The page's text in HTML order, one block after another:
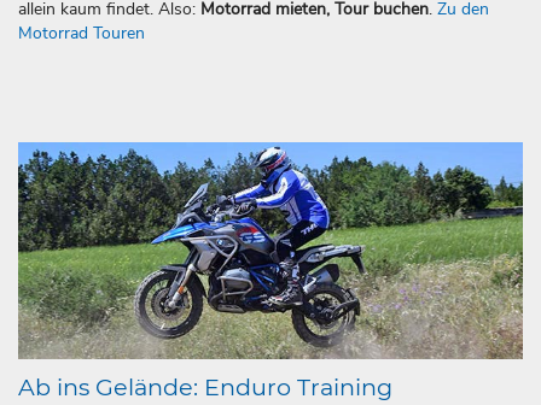
allein kaum findet. Also: Motorrad mieten, Tour buchen. Zu den
Motorrad Touren
Ab ins Gelände: Enduro Training